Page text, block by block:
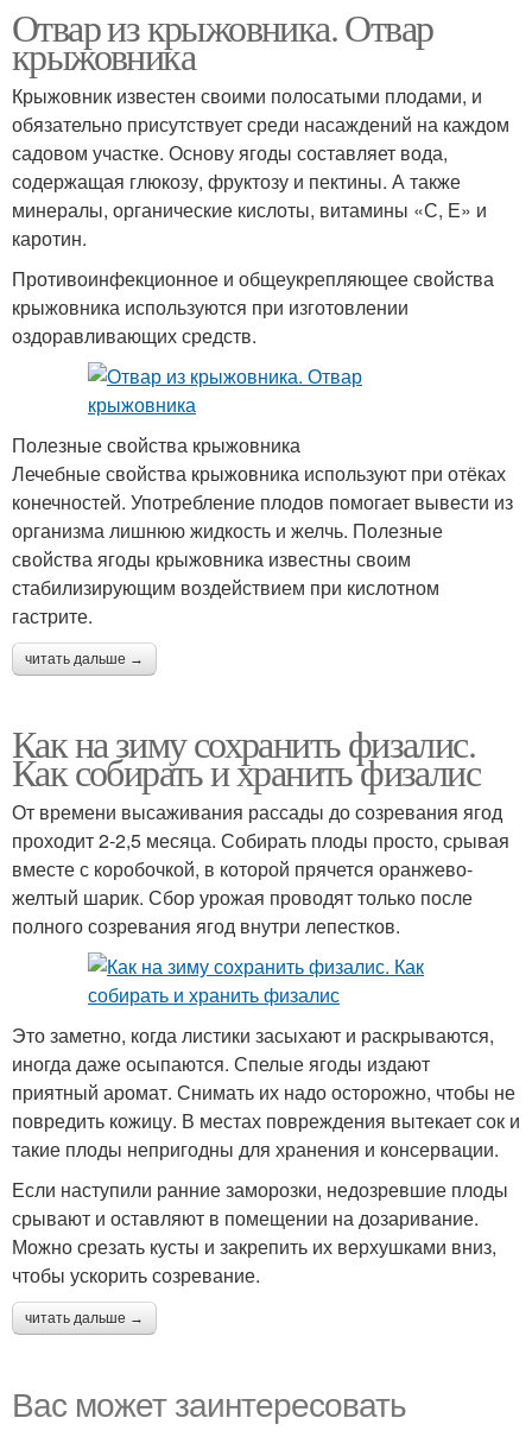
Отвар из крыжовника. Отвар
крыжовника
Крыжовник известен своими полосатыми плодами, и
обязательно присутствует среди насаждений на каждом
садовом участке. Основу ягоды составляет вода,
содержащая глюкозу, фруктозу и пектины. А также
минералы, органические кислоты, витамины «С, Е» и
каротин.
Противоинфекционное и общеукрепляющее свойства
крыжовника используются при изготовлении
оздоравливающих средств.
Полезные свойства крыжовника
Лечебные свойства крыжовника используют при отёках
конечностей. Употребление плодов помогает вывести из
организма лишнюю жидкость и желчь. Полезные
свойства ягоды крыжовника известны своим
стабилизирующим воздействием при кислотном
гастрите.
читать дальше →
Как на зиму сохранить физалис.
Как собирать и хранить физалис
От времени высаживания рассады до созревания ягод
проходит 2-2,5 месяца. Собирать плоды просто, срывая
вместе с коробочкой, в которой прячется оранжево-
желтый шарик. Сбор урожая проводят только после
полного созревания ягод внутри лепестков.
Это заметно, когда листики засыхают и раскрываются,
иногда даже осыпаются. Спелые ягоды издают
приятный аромат. Снимать их надо осторожно, чтобы не
повредить кожицу. В местах повреждения вытекает сок и
такие плоды непригодны для хранения и консервации.
Если наступили ранние заморозки, недозревшие плоды
срывают и оставляют в помещении на дозаривание.
Можно срезать кусты и закрепить их верхушками вниз,
чтобы ускорить созревание.
читать дальше →
Вас может заинтересовать